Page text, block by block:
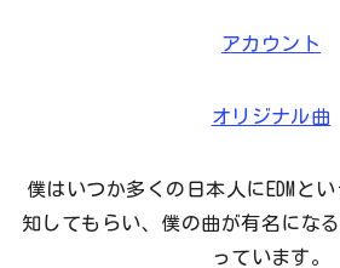
アカウント
オリジナル曲
僕はいつか多くの日本人にEDMと
知してもらい、僕の曲が有名にな
っています。